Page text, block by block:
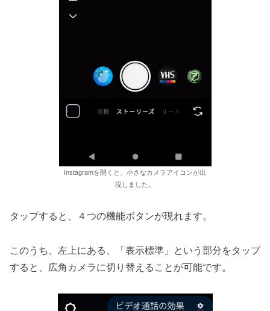
Instagramを開くと、小さなカメラアイコンが出
現しました。
タップすると、４つの機能ボタンが現れます。
このうち、左上にある、「表示標準」という部分をタップ
すると、広角カメラに切り替えることが可能です。